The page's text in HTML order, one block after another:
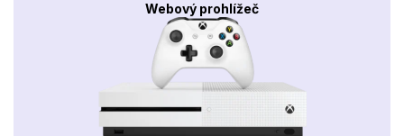
Webový prohlížeč